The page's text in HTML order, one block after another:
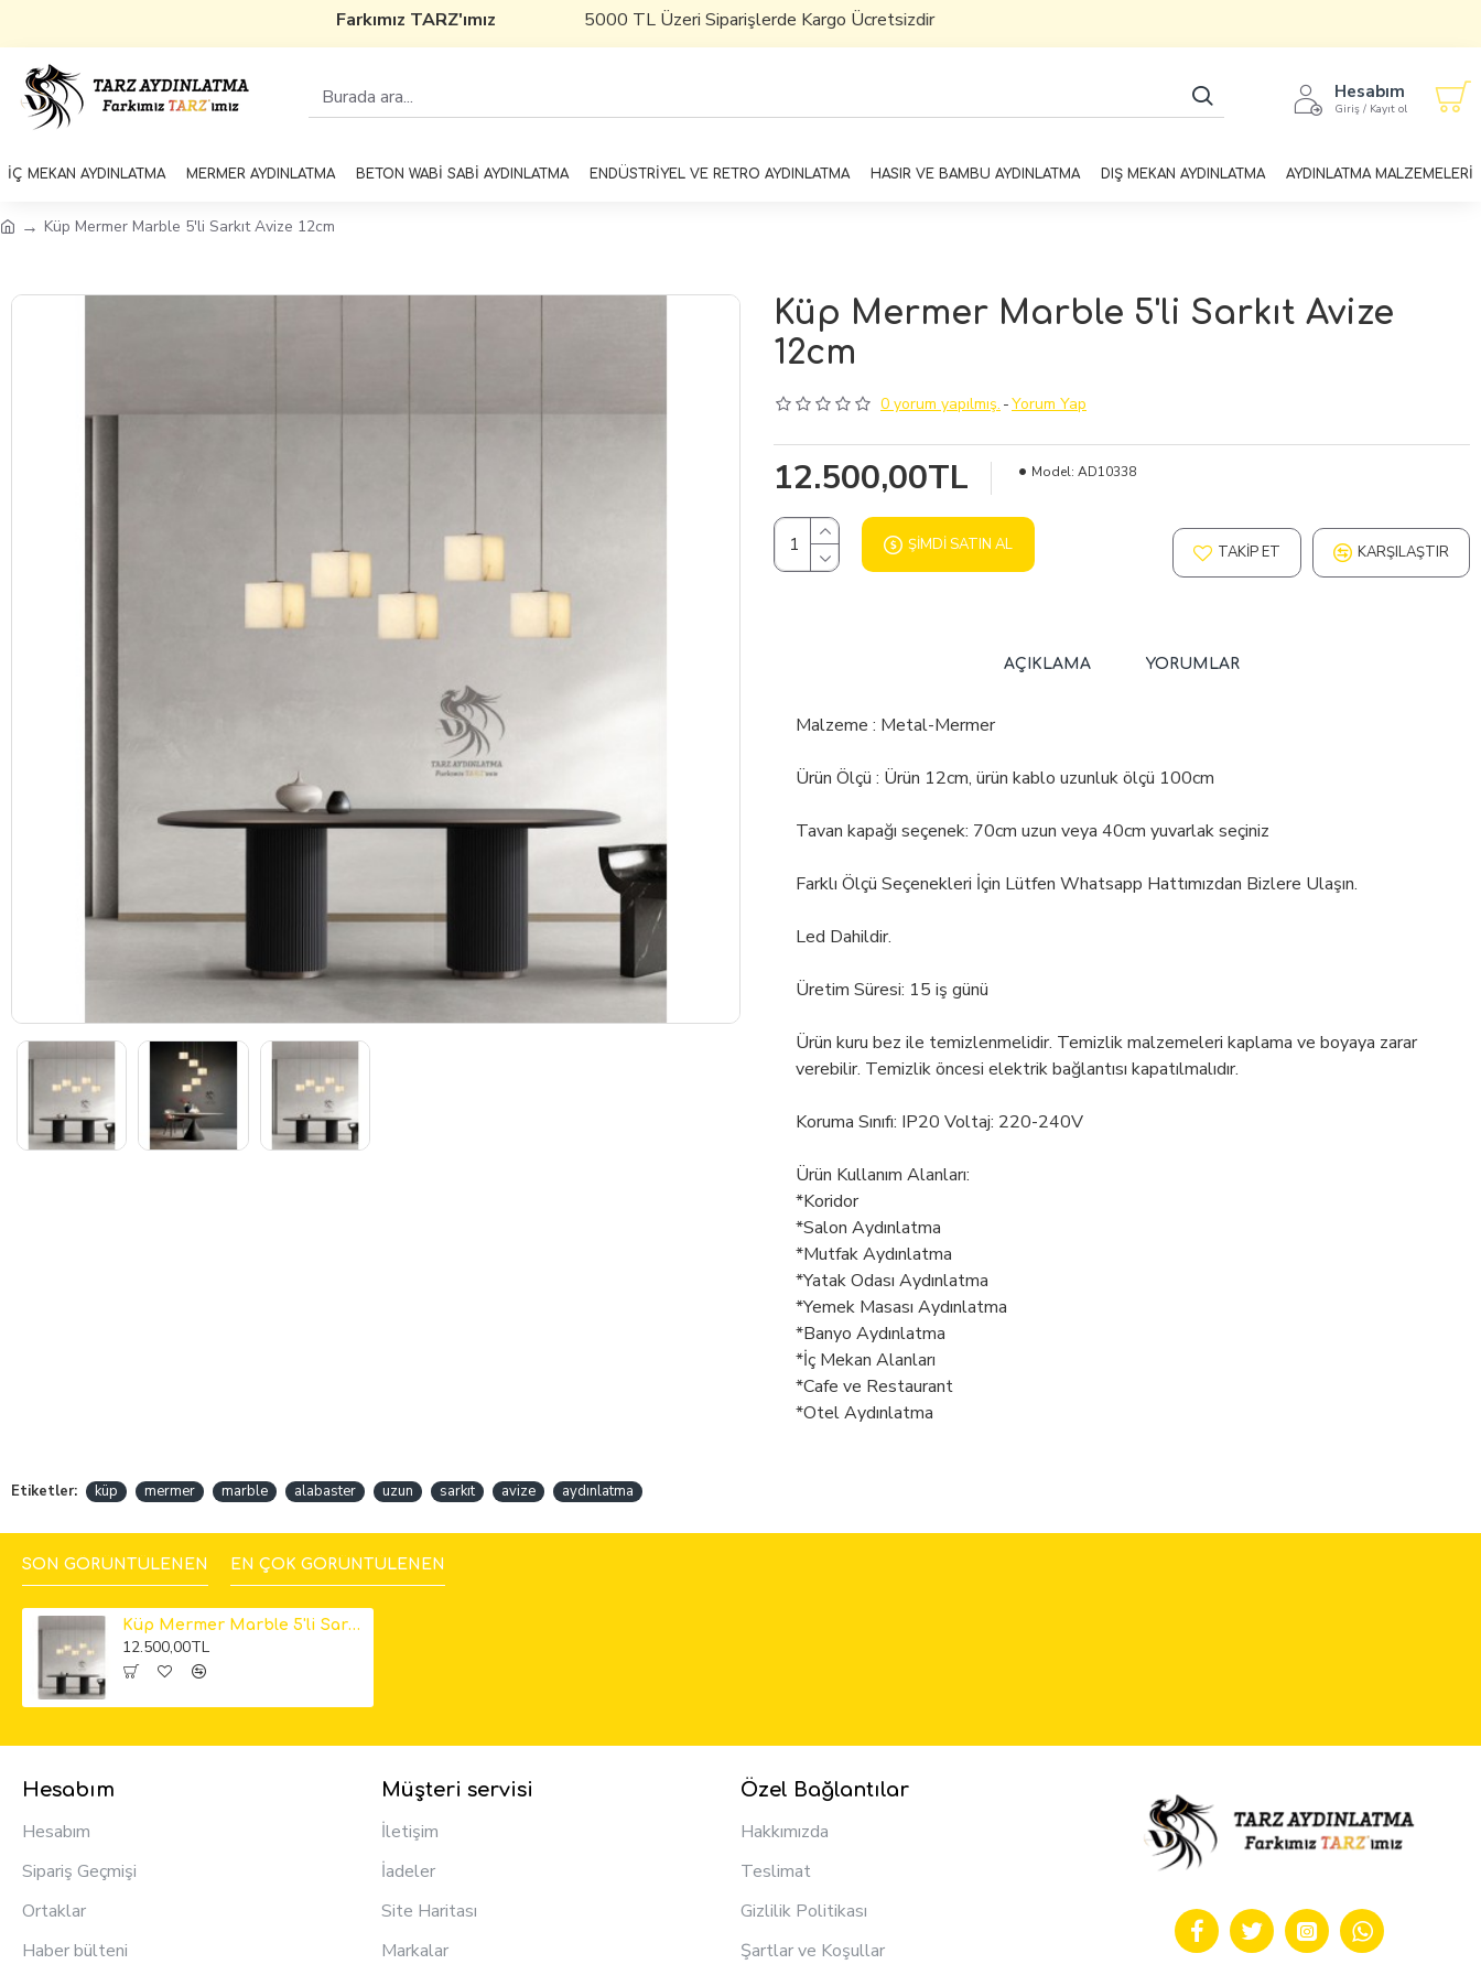
Farkımız TARZ'ımız5000 TL Üzeri Siparişlerde Kargo Ücretsizdir
Hesabım
Giriş / Kayıt ol
İÇ MEKAN AYDINLATMA MERMER AYDINLATMA BETON WABİ SABİ AYDINLATMA ENDÜSTRİYEL VE RETRO AYDINLATMA HASIR VE BAMBU AYDINLATMA DIŞ MEKAN AYDINLATMA AYDINLATMA MALZEMELERİ
Küp Mermer Marble 5'li Sarkıt Avize 12cm
Küp Mermer Marble 5'li Sarkıt Avize
12cm
0 yorum yapılmış. -Yorum Yap
12.500,00TL Model: AD10338
ŞIMDI SATIN AL TAKIP ET KARŞILAŞTIR
AÇIKLAMA YORUMLAR
Malzeme : Metal-Mermer
Ürün Ölçü : Ürün 12cm, ürün kablo uzunluk ölçü 100cm
Tavan kapağı seçenek: 70cm uzun veya 40cm yuvarlak seçiniz
Farklı Ölçü Seçenekleri İçin Lütfen Whatsapp Hattımızdan Bizlere Ulaşın.
Led Dahildir.
Üretim Süresi: 15 iş günü
Ürün kuru bez ile temizlenmelidir. Temizlik malzemeleri kaplama ve boyaya zarar
verebilir. Temizlik öncesi elektrik bağlantısı kapatılmalıdır.
Koruma Sınıfı: IP20 Voltaj: 220-240V
Ürün Kullanım Alanları:
*Koridor
*Salon Aydınlatma
*Mutfak Aydınlatma
*Yatak Odası Aydınlatma
*Yemek Masası Aydınlatma
*Banyo Aydınlatma
*İç Mekan Alanları
*Cafe ve Restaurant
*Otel Aydınlatma
Etiketler: küp mermer marble alabaster uzun sarkıt avize aydınlatma
SON GÖRÜNTÜLENEN EN ÇOK GÖRÜNTÜLENEN
Küp Mermer Marble 5'li Sarkıt Avize 12cm
12.500,00TL
Hesabım
Hesabım
Sipariş Geçmişi
Ortaklar
Haber bülteni
Müşteri servisi
İletişim
İadeler
Site Haritası
Markalar
Özel Bağlantılar
Hakkımızda
Teslimat
Gizlilik Politikası
Şartlar ve Koşullar